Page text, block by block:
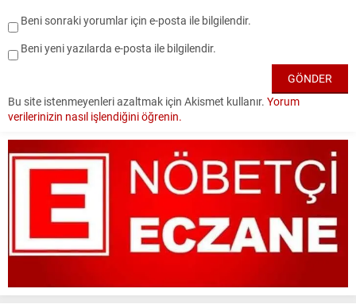
Beni sonraki yorumlar için e-posta ile bilgilendir.
Beni yeni yazılarda e-posta ile bilgilendir.
Bu site istenmeyenleri azaltmak için Akismet kullanır. Yorum
verilerinizin nasıl işlendiğini öğrenin.